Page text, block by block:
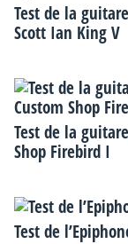
Test de la
Scott Ian King V
Test de la
Shop Firebird I
Test de